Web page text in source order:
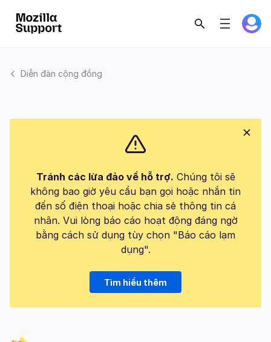
Diễn đàn cộng đồng
Tránh các lừa đảo về hỗ trợ. Chúng tôi sẽ
không bao giờ yêu cầu bạn gọi hoặc nhắn tin
đến số điện thoại hoặc chia sẻ thông tin cá
nhân. Vui lòng báo cáo hoạt động đáng ngờ
bằng cách sử dụng tùy chọn "Báo cáo lạm
dụng".
Tìm hiểu thêm